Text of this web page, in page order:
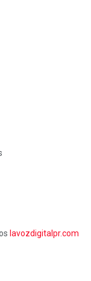
lavozdigitalpr.com